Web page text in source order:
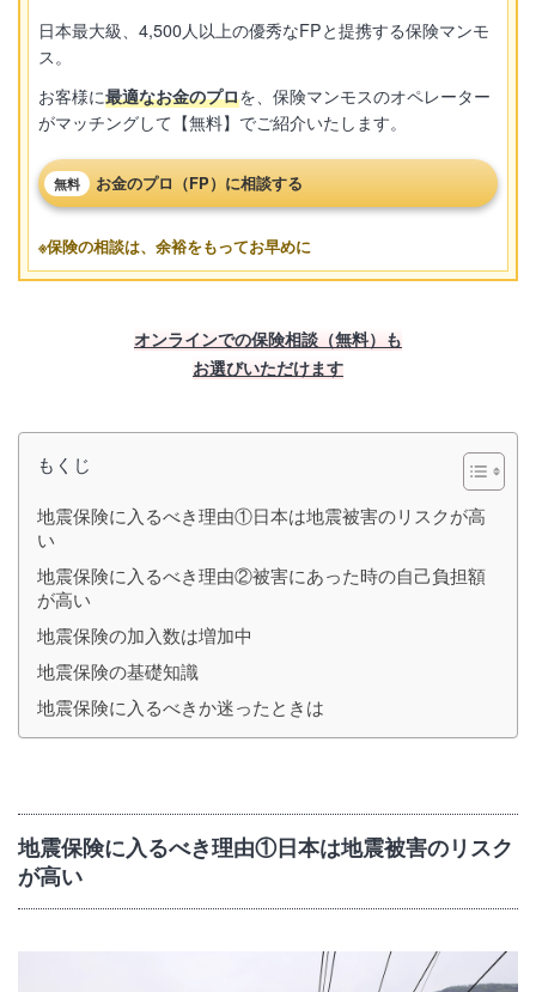
日本最大級、4,500人以上の優秀なFPと提携する保険マンモ
ス。
お客様に最適なお金のプロを、保険マンモスのオペレーター
がマッチングして【無料】でご紹介いたします。
無料 お金のプロ（FP）に相談する
※保険の相談は、余裕をもってお早めに
オンラインでの保険相談（無料）も
お選びいただけます
もくじ
地震保険に入るべき理由①日本は地震被害のリスクが高
い
地震保険に入るべき理由②被害にあった時の自己負担額
が高い
地震保険の加入数は増加中
地震保険の基礎知識
地震保険に入るべきか迷ったときは
地震保険に入るべき理由①日本は地震被害のリスク
が高い